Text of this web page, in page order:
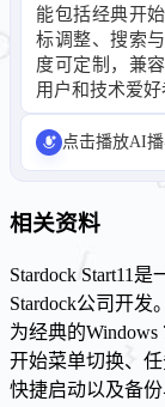
能包括经典开
标调整、搜索
度可定制，兼
用户和技术爱好
点击播放AI
相关资料
Stardock Start11
Stardock公司开发
为经典的
开始菜单切换、
快捷启动以及备